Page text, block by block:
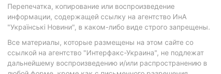
Перепечатка, копирование или воспроизведение
информации, содержащей ссылку на агентство ИнА
"Українські Новини", в каком-либо виде строго запрещены.
Все материалы, которые размещены на этом сайте со
ссылкой на агентство "Интерфакс-Украина", не подлежат
дальнейшему воспроизведению и/или распространению в